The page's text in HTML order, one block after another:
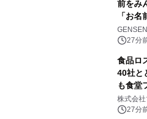
前をみ
「お
(土)よ
27分
食品ロ
40社と
も食堂
月5日(
株式会
27分